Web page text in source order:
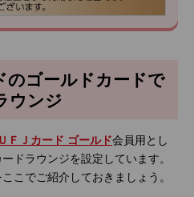
のゴールドカードで
ウンジ
ＦＪカード ゴールド会員用とし
ドラウンジを設定しています。
こでご紹介しておきましょう。